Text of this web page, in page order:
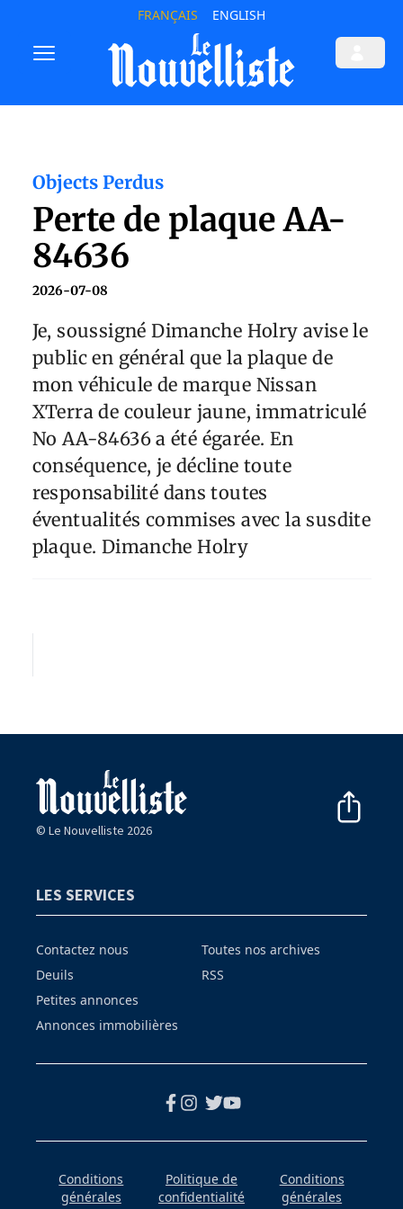
FRANÇAIS ENGLISH
Objects Perdus
Perte de plaque AA-
84636
2026-07-08
Je, soussigné Dimanche Holry avise le
public en général que la plaque de
mon véhicule de marque Nissan
XTerra de couleur jaune, immatriculé
No AA-84636 a été égarée. En
conséquence, je décline toute
responsabilité dans toutes
éventualités commises avec la susdite
plaque. Dimanche Holry
© Le Nouvelliste 2026
LES SERVICES
Contactez nous
Deuils
Petites annonces
Annonces immobilières
Toutes nos archives
RSS
Conditions
générales
Politique de
confidentialité
Conditions
générales